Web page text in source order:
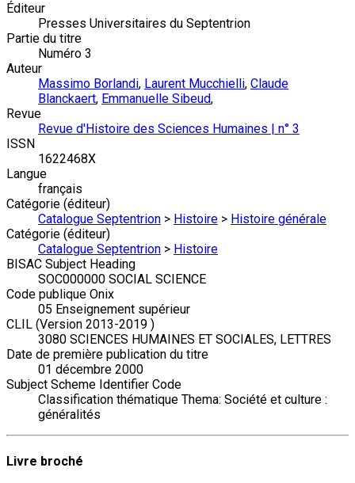
Éditeur
Presses Universitaires du Septentrion
Partie du titre
Numéro 3
Auteur
Massimo Borlandi, Laurent Mucchielli, Claude
Blanckaert, Emmanuelle Sibeud,
Revue
Revue d'Histoire des Sciences Humaines | n° 3
ISSN
1622468X
Langue
français
Catégorie (éditeur)
Catalogue Septentrion > Histoire > Histoire générale
Catégorie (éditeur)
Catalogue Septentrion > Histoire
BISAC Subject Heading
SOC000000 SOCIAL SCIENCE
Code publique Onix
05 Enseignement supérieur
CLIL (Version 2013-2019 )
3080 SCIENCES HUMAINES ET SOCIALES, LETTRES
Date de première publication du titre
01 décembre 2000
Subject Scheme Identifier Code
Classification thématique Thema: Société et culture :
généralités
Livre broché